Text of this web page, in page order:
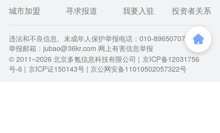
城市加盟
寻求报道 我要入驻 投资者关系
违法和不良信息、未成年人保护举报电话：010-89650707
举报邮箱：jubao@36kr.com 网上有害信息举报
© 2011~2026北京多氪信息科技有限公司 | 京ICP备12031756
号-6 | 京ICP证150143号 | 京公网安备11010502057322号